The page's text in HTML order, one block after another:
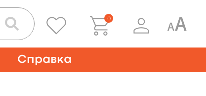
0
Справка